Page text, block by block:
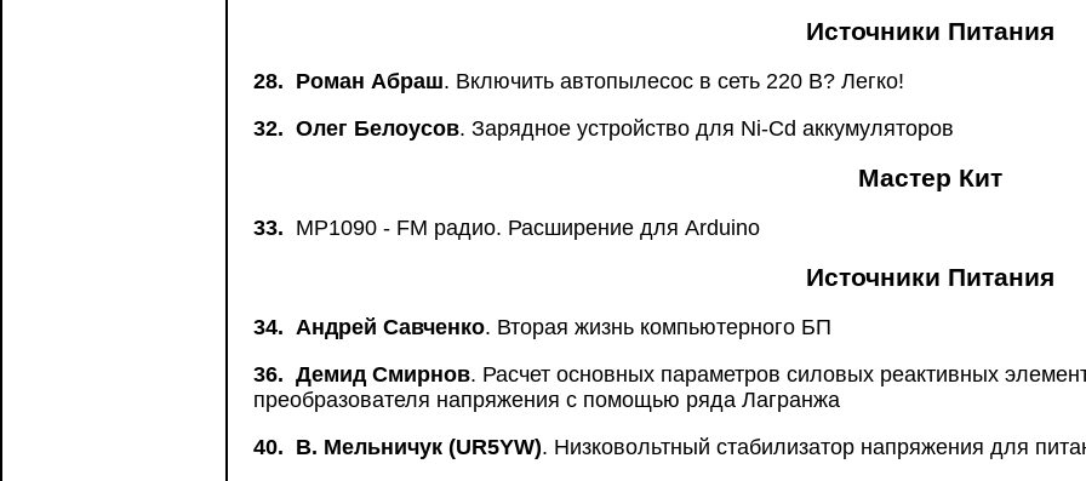
Источники Питания
28. Роман Абраш. Включить автопылесос в сеть 220 В? Легко!
32. Олег Белоусов. Зарядное устройство для Ni-Cd аккумуляторов
Мастер Кит
33. MP1090 - FM радио. Расширение для Arduino
Источники Питания
34. Андрей Савченко. Вторая жизнь компьютерного БП
36. Демид Смирнов. Расчет основных параметров силовых реактивных
преобразователя напряжения с помощью ряда Лагранжа
40. В. Мельничук (UR5YW). Низковольтный стабилизатор напряжения для